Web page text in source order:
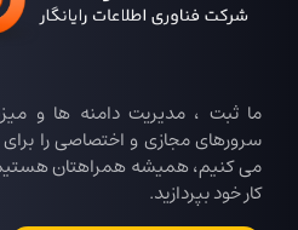
ما ثبت ، مدیریت دامنه ها و
سرورهای مجازی و اختصاصی را
می کنیم، همیشه همراهتان هستیم
کار خود بپردازید.